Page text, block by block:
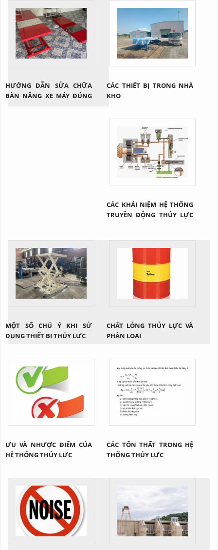
HƯỚNG DẪN SỬA CHỮA
BÀN NÂNG XE MÁY ĐÚNG
CÁC THIẾT BỊ TRONG NHÀ
KHO
CÁC KHÁI NIỆM HỆ THỐNG
TRUYỀN ĐỘNG THỦY LỰC
MỘT SỐ CHÚ Ý KHI SỬ
DỤNG THIẾT BỊ THỦY LỰC
CHẤT LỎNG THỦY LỰC VÀ
PHÂN LOẠI
ƯU VÀ NHƯỢC ĐIỂM CỦA
HỆ THỐNG THỦY LỰC
CÁC TỔN THẤT TRONG HỆ
THỐNG THỦY LỰC